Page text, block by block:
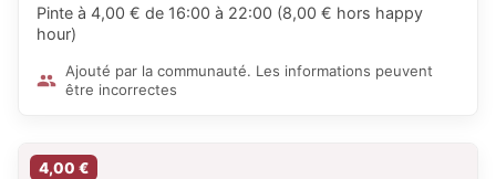
Pinte à 4,00 € de 16:00 à 22:00 (8,00 € hors happy
hour)
Ajouté par la communauté. Les informations peuvent
être incorrectes
4,00 €